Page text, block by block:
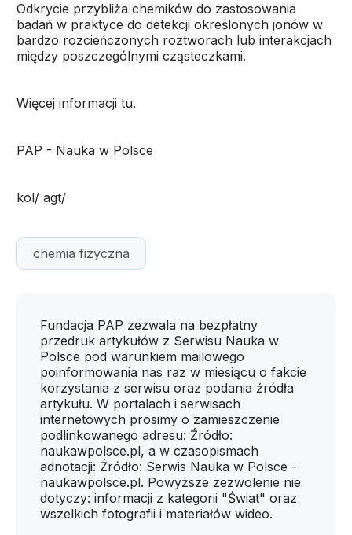
Odkrycie przybliża chemików do zastosowania
badań w praktyce do detekcji określonych jonów w
bardzo rozcieńczonych roztworach lub interakcjach
między poszczególnymi cząsteczkami.
Więcej informacji tu.
PAP - Nauka w Polsce
kol/ agt/
chemia fizyczna
Fundacja PAP zezwala na bezpłatny
przedruk artykułów z Serwisu Nauka w
Polsce pod warunkiem mailowego
poinformowania nas raz w miesiącu o fakcie
korzystania z serwisu oraz podania źródła
artykułu. W portalach i serwisach
internetowych prosimy o zamieszczenie
podlinkowanego adresu: Źródło:
naukawpolsce.pl, a w czasopismach
adnotacji: Źródło: Serwis Nauka w Polsce -
naukawpolsce.pl. Powyższe zezwolenie nie
dotyczy: informacji z kategorii "Świat" oraz
wszelkich fotografii i materiałów wideo.